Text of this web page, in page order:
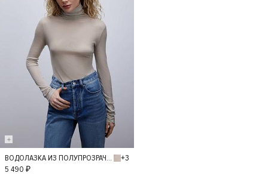
M
ВОДОЛАЗКА ИЗ ПОЛУПРОЗРАЧНОГО ТРИКОТАЖА
+3
5 490 ₽